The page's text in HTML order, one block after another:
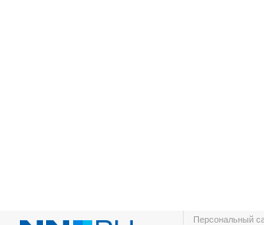
Персональный